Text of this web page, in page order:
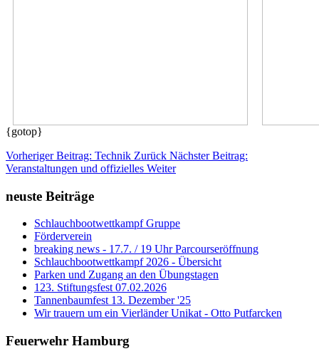
{gotop}
Vorheriger Beitrag: Technik Zurück Nächster Beitrag:
Veranstaltungen und offizielles Weiter
neuste Beiträge
Schlauchbootwettkampf Gruppe
Förderverein
breaking news - 17.7. / 19 Uhr Parcourseröffnung
Schlauchbootwettkampf 2026 - Übersicht
Parken und Zugang an den Übungstagen
123. Stiftungsfest 07.02.2026
Tannenbaumfest 13. Dezember '25
Wir trauern um ein Vierländer Unikat - Otto Putfarcken
Feuerwehr Hamburg